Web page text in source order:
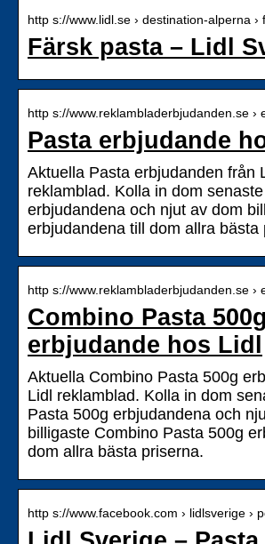
http s://www.lidl.se › destination-alperna ›
Färsk pasta – Lidl
http s://www.reklambladerbjudanden.se ›
Pasta erbjudande
Aktuella Pasta erbjudanden från
reklamblad. Kolla in dom
erbjudandena och njut av dom
erbjudandena till dom allra bästa
http s://www.reklambladerbjudanden.se ›
Combino Pasta 500g
erbjudande hos Lidl
Aktuella Combino Pasta 500g
Lidl reklamblad. Kolla in dom
Pasta 500g erbjudandena och
billigaste Combino Pasta 500g
dom allra bästa priserna.
http s://www.facebook.com › lidlsverige ›